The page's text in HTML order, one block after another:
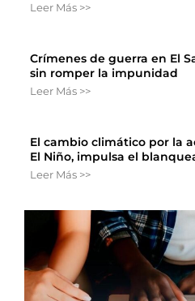
Leer Más >>
Crímenes de guerra en El
sin romper la impunidad
Leer Más >>
El cambio climático por la
El Niño, impulsa el
Leer Más >>